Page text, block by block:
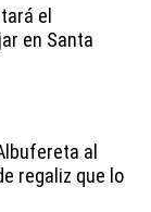
el
en Santa
al
regaliz que lo